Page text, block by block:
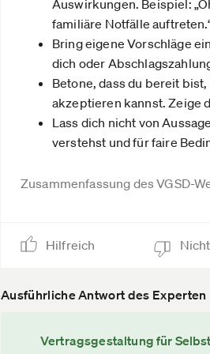
Auswirkungen. Beispiel:
familiäre Notfälle
Bring eigene Vorschläge
dich oder
Betone, dass du bereit
akzeptieren kannst. Zeige
Lass dich nicht von
verstehst und für faire
Zusammenfassung des VGSD-
Hilfreich
Ausführliche Antwort des Experten
Vertragsgestaltung für